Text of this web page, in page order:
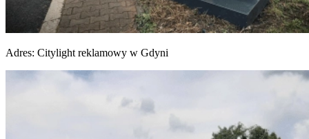
Adres: Citylight reklamowy w Gdyni